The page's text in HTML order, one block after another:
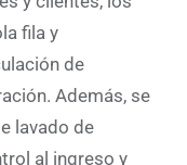
fila y
de
Además, se
lavado de
al ingreso y